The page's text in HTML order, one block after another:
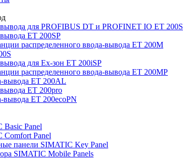
для PROFIBUS DT и PROFINET IO ET 200S
ET 200SP
распределенного ввода-вывода ET 200M
для Ex-зон ET 200iSP
распределенного ввода-вывода ET 200MP
вывода ET 200AL
ET 200pro
ET 200ecoPN
Basic Panel
Comfort Panel
панели SIMATIC Key Panel
SIMATIC Mobile Panels